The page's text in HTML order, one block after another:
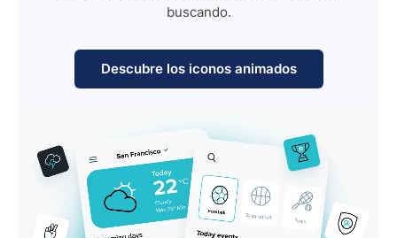
buscando.
Descubre los iconos animados